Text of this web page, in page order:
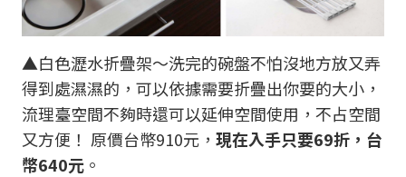
▲白色瀝水折疊架～洗完的碗盤不怕沒地方放又弄
得到處濕濕的，可以依據需要折疊出你要的大小，
流理臺空間不夠時還可以延伸空間使用，不占空間
又方便！ 原價台幣910元， 現在入手只要69折，台
幣640元 。